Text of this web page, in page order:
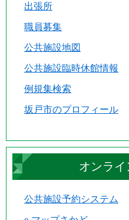
出張所
職員募集
公共施設地図
公共施設臨時休館情報
例規集検索
坂戸市のプロフィール
オンライ
公共施設予約システム